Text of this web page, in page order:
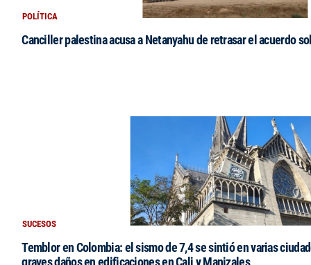
POLÍTICA
Canciller palestina acusa a Netanyahu de retrasar el acuerdo
SUCESOS
Temblor en Colombia: el sismo de 7,4 se sintió en varias
graves daños en edificaciones en Cali y Manizales